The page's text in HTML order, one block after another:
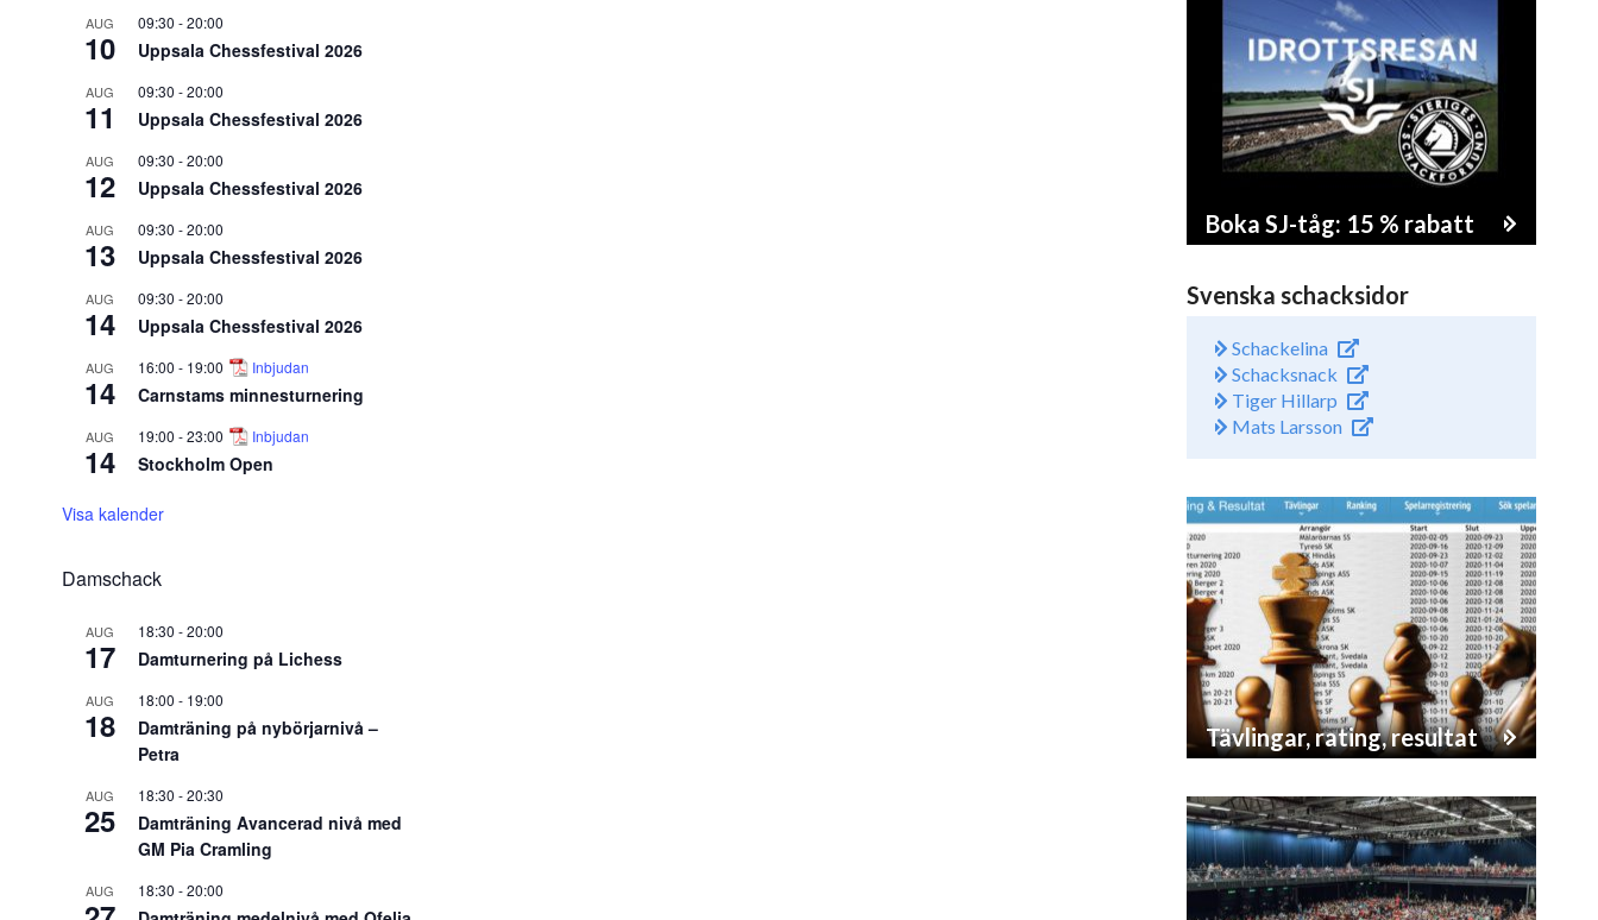
AUG
10
09:30 -20:00
Uppsala Chessfestival 2026
AUG
11
09:30 -20:00
Uppsala Chessfestival 2026
AUG
12
09:30 -20:00
Uppsala Chessfestival 2026
AUG
13
09:30 -20:00
Uppsala Chessfestival 2026
AUG
14
09:30 -20:00
Uppsala Chessfestival 2026
AUG
14
16:00 - 19:00 Inbjudan
Carnstams minnesturnering
AUG
14
19:00 -23:00 Inbjudan
Stockholm Open
Visa kalender
Damschack
AUG
17
18:30 -20:00
Damturnering på Lichess
AUG
18
18:00 - 19:00
Damträning på nybörjarnivå –
Petra
AUG
25
18:30 -20:30
Damträning Avancerad nivå med
GM Pia Cramling
AUG 18:30 -20:00
Boka SJ-tåg: 15 % rabatt
Svenska schacksidor
Schackelina
Schacksnack
Tiger Hillarp
Mats Larsson
Tävlingar, rating, resultat